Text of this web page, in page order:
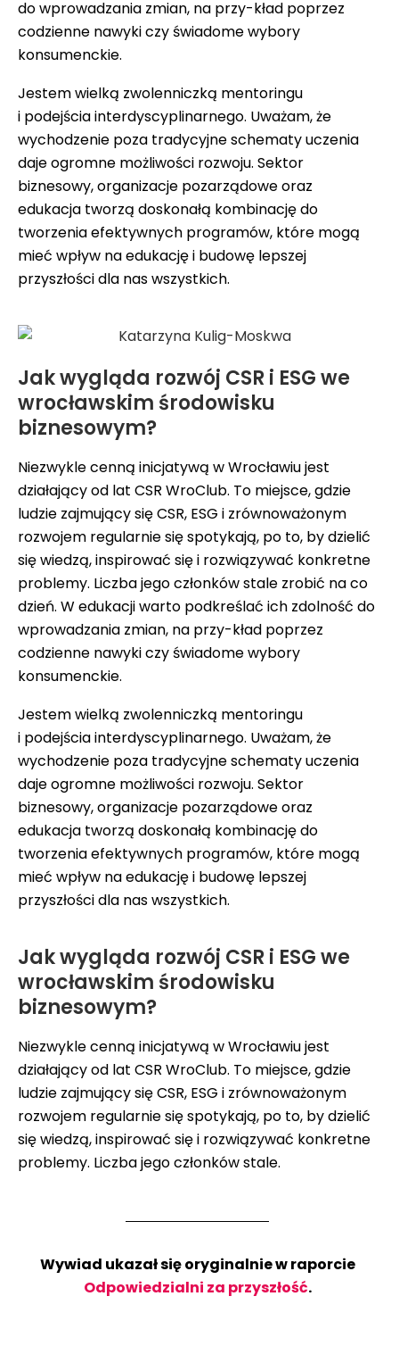
do wprowadzania zmian, na przy-kład poprzez
codzienne nawyki czy świadome wybory
konsumenckie.
Jestem wielką zwolenniczką mentoringu
i podejścia interdyscyplinarnego. Uważam, że
wychodzenie poza tradycyjne schematy uczenia
daje ogromne możliwości rozwoju. Sektor
biznesowy, organizacje pozarządowe oraz
edukacja tworzą doskonałą kombinację do
tworzenia efektywnych programów, które mogą
mieć wpływ na edukację i budowę lepszej
przyszłości dla nas wszystkich.
Jak wygląda rozwój CSR i ESG we
wrocławskim środowisku
biznesowym?
Niezwykle cenną inicjatywą w Wrocławiu jest
działający od lat CSR WroClub. To miejsce, gdzie
ludzie zajmujący się CSR, ESG i zrównoważonym
rozwojem regularnie się spotykają, po to, by dzielić
się wiedzą, inspirować się i rozwiązywać konkretne
problemy. Liczba jego członków stale zrobić na co
dzień. W edukacji warto podkreślać ich zdolność do
wprowadzania zmian, na przy-kład poprzez
codzienne nawyki czy świadome wybory
konsumenckie.
Jestem wielką zwolenniczką mentoringu
i podejścia interdyscyplinarnego. Uważam, że
wychodzenie poza tradycyjne schematy uczenia
daje ogromne możliwości rozwoju. Sektor
biznesowy, organizacje pozarządowe oraz
edukacja tworzą doskonałą kombinację do
tworzenia efektywnych programów, które mogą
mieć wpływ na edukację i budowę lepszej
przyszłości dla nas wszystkich.
Jak wygląda rozwój CSR i ESG we
wrocławskim środowisku
biznesowym?
Niezwykle cenną inicjatywą w Wrocławiu jest
działający od lat CSR WroClub. To miejsce, gdzie
ludzie zajmujący się CSR, ESG i zrównoważonym
rozwojem regularnie się spotykają, po to, by dzielić
się wiedzą, inspirować się i rozwiązywać konkretne
problemy. Liczba jego członków stale.
Wywiad ukazał się oryginalnie w raporcie
Odpowiedzialni za przyszłość.